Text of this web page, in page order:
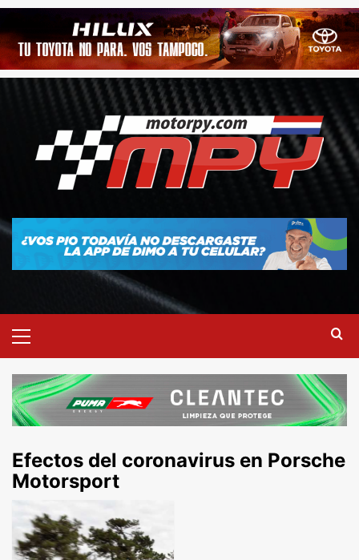
Efectos del coronavirus en Porsche
Motorsport